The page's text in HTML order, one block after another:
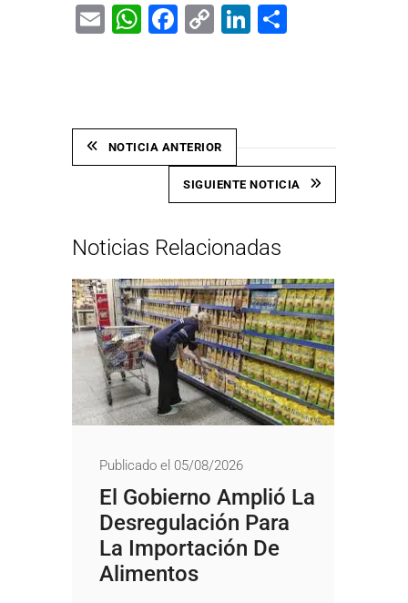
EmailWhatsApp
Facebook
CopyLinkedIn
NOTICIA ANTERIOR
SIGUIENTE NOTICIA
Noticias Relacionadas
Publicado el 05/08/2026
El Gobierno Amplió La
Desregulación Para
La Importación De
Alimentos